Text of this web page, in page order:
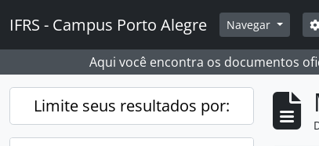
IFRS - Campus Porto Alegre Navegar
Aqui você encontra os documentos
Limite seus resultados por: